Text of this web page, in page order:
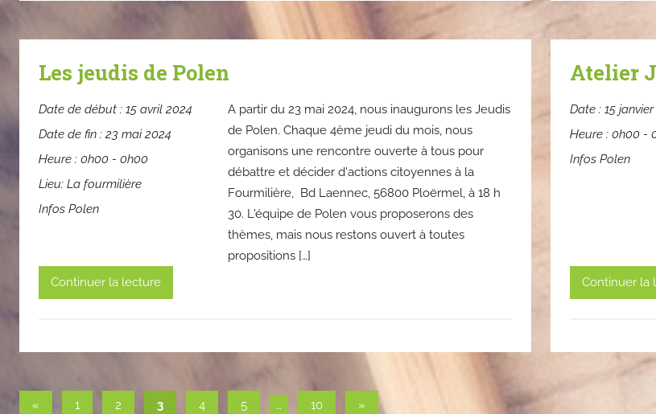
Les jeudis de Polen
Date de début : 15 avril 2024
Date de fin : 23 mai 2024
Heure : 0h00 - 0h00
Lieu: La fourmilière
Infos Polen
A partir du 23 mai 2024, nous inaugurons les Jeudis
de Polen. Chaque 4ème jeudi du mois, nous
organisons une rencontre ouverte à tous pour
débattre et décider d'actions citoyennes à la
Fourmilière, Bd Laennec, 56800 Ploërmel, à 18 h
30. L'équipe de Polen vous proposerons des
thèmes, mais nous restons ouvert à toutes
propositions […]
Continuer la lecture
Atelier
Date : 15
Heure : 0h00 -
Infos Polen
Continuer la
Pagination
« Publications
1 2 3 4 5 … 10
Articles
»